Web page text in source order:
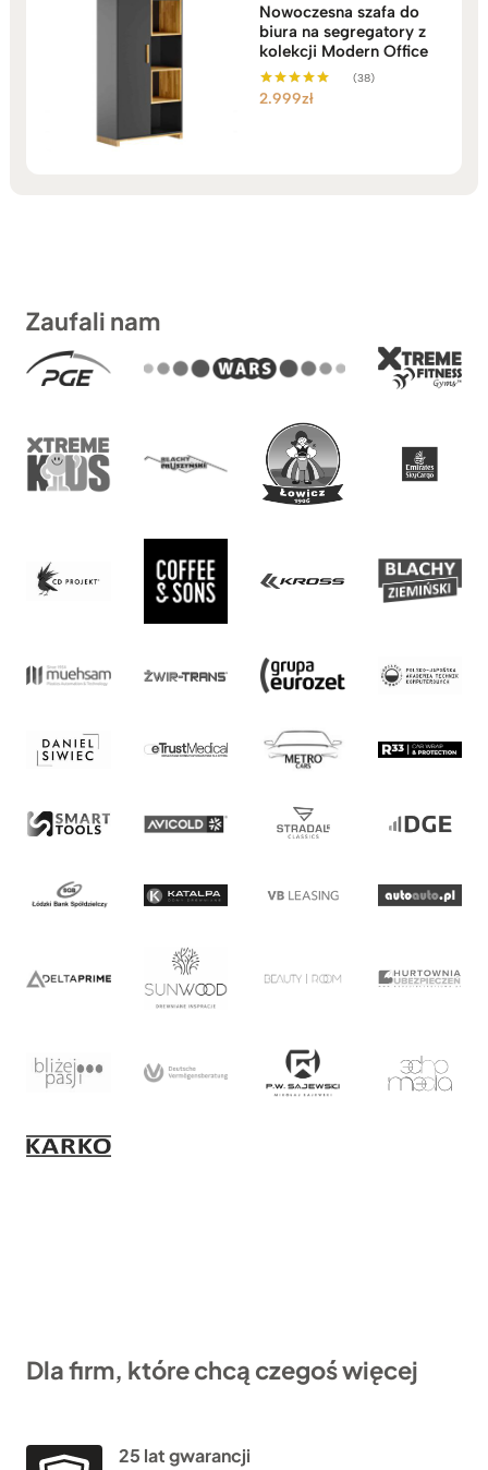
Nowoczesna szafa do
biura na segregatory z
kolekcji Modern Office
Oceniono
(38)
2.999zł
Zaufali nam
Dla firm, które chcą czegoś więcej
25 lat gwarancji